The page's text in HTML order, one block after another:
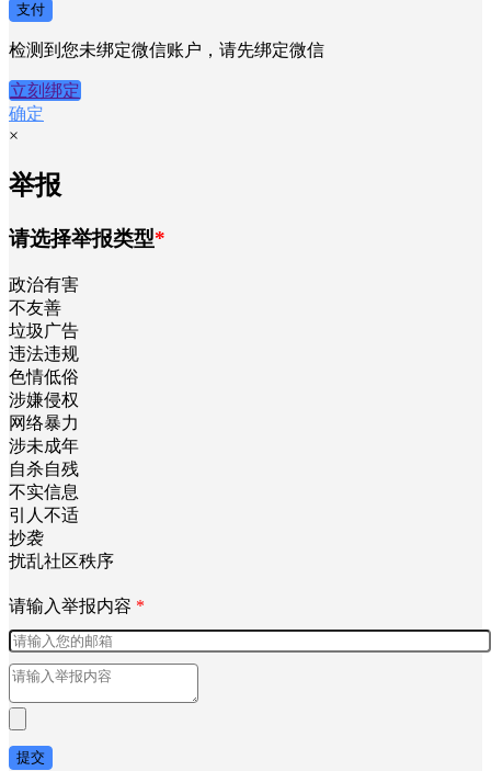
支付
检测到您未绑定微信账户，请先绑定微信
立刻绑定
确定
×
举报
请选择举报类型*
政治有害
不友善
垃圾广告
违法违规
色情低俗
涉嫌侵权
网络暴力
涉未成年
自杀自残
不实信息
引人不适
抄袭
扰乱社区秩序
请输入举报内容 *
提交